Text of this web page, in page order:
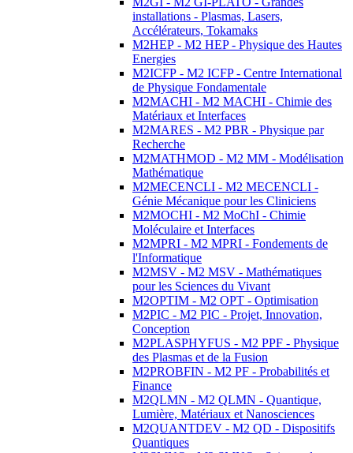
installations - Plasmas, Lasers,
Accélérateurs, Tokamaks
M2HEP - M2 HEP - Physique des Hautes
Energies
M2ICFP - M2 ICFP - Centre International
de Physique Fondamentale
M2MACHI - M2 MACHI - Chimie des
Matériaux et Interfaces
M2MARES - M2 PBR - Physique par
Recherche
M2MATHMOD - M2 MM - Modélisation
Mathématique
M2MECENCLI - M2 MECENCLI -
Génie Mécanique pour les Cliniciens
M2MOCHI - M2 MoChI - Chimie
Moléculaire et Interfaces
M2MPRI - M2 MPRI - Fondements de
l'Informatique
M2MSV - M2 MSV - Mathématiques
pour les Sciences du Vivant
M2OPTIM - M2 OPT - Optimisation
M2PIC - M2 PIC - Projet, Innovation,
Conception
M2PLASPHYFUS - M2 PPF - Physique
des Plasmas et de la Fusion
M2PROBFIN - M2 PF - Probabilités et
Finance
M2QLMN - M2 QLMN - Quantique,
Lumière, Matériaux et Nanosciences
M2QUANTDEV - M2 QD - Dispositifs
Quantiques